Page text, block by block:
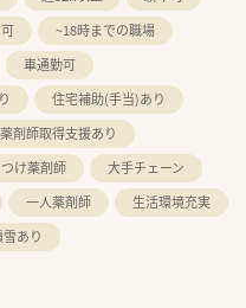
~18時までの職場
車通勤可
住宅補助(手当)あり
剤師取得支援あり
け薬剤師
大手チェーン
一人薬剤師
生活環境充実
あり